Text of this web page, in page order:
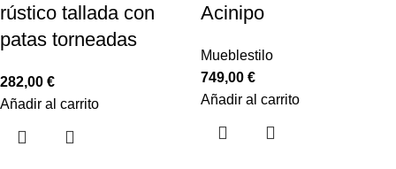
rústico tallada con
patas torneadas
282,00 €
Añadir al carrito
Acinipo
Mueblestilo
749,00 €
Añadir al carrito